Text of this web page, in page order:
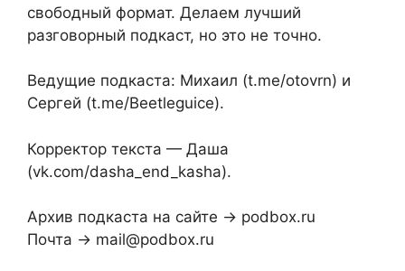
свободный формат. Делаем лучший
разговорный подкаст, но это не точно.
Ведущие подкаста: Михаил (t.me/otovrn) и
Сергей (t.me/Beetleguice).
Корректор текста — Даша
(vk.com/dasha_end_kasha).
Архив подкаста на сайте → podbox.ru
Почта → mail@podbox.ru